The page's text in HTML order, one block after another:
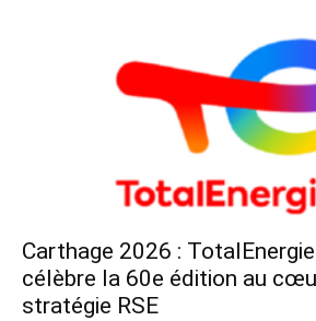
Carthage 2026 :
célèbre la 60e édition au
stratégie RSE